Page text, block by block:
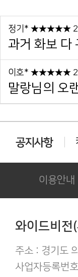
정기* ★★★★★
과거 화보 다
이호* ★★★★★
말랑님의 오
이용안내
와이드비전
주소 : 경기도
사업자등록